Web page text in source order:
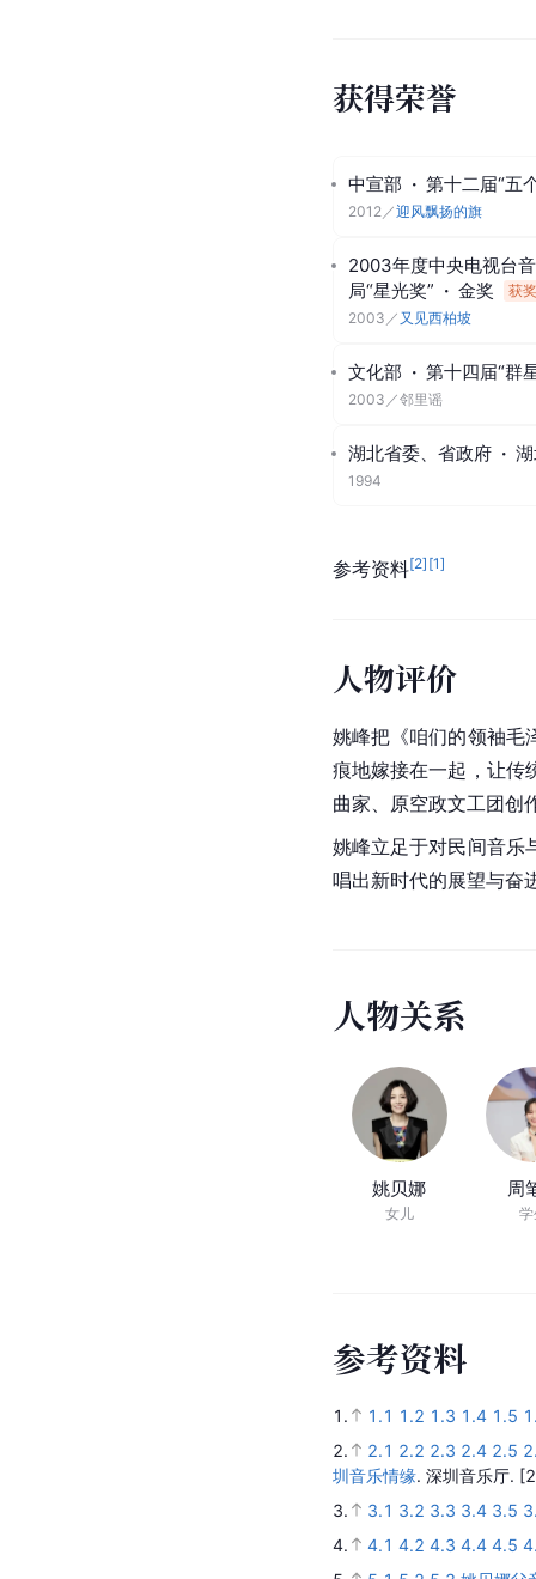
获得荣誉
中宣部 · 第十二届“五
2003年度中央电视台
湖北省委、省政府
1994
参考资料[2][
人物评价
曲家、原空政文工团创
姚峰立足于对
民间音乐
唱出新时代的展望与
物关
姚贝娜 周